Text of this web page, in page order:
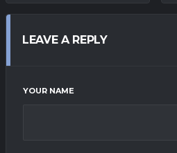
LEAVE A REPLY
YOUR NAME